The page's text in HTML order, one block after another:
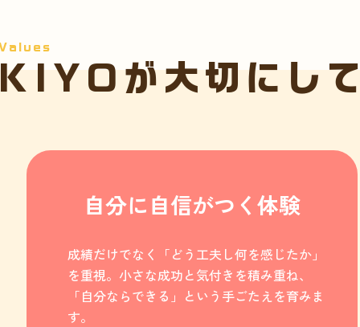
が大切にし
成績だけでなく「どう工夫し何を感じたか」
を重視。小さな成功と気付きを積み重ね、
「自分ならできる」という手ごたえを育みま
す。
自分に自信がつく体験